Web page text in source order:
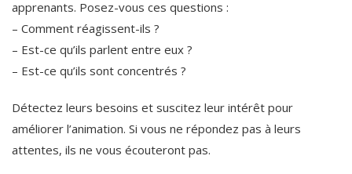
apprenants. Posez-vous ces questions :
– Comment réagissent-ils ?
– Est-ce qu’ils parlent entre eux ?
– Est-ce qu’ils sont concentrés ?
Détectez leurs besoins et suscitez leur intérêt pour
améliorer l’animation. Si vous ne répondez pas à leurs
attentes, ils ne vous écouteront pas.